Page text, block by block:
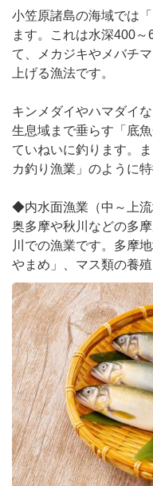
小笠原諸島の海域では
ます。これは水深400
て、メカジキやメバチ
上げる漁法です。
キンメダイやハマダイ
生息域まで垂らす「底
ていねいに釣ります。
カ釣り漁業」のように
◆内水面漁業（中～上流
奥多摩や秋川などの多
川での漁業です。多摩
やまめ」、マス類の養